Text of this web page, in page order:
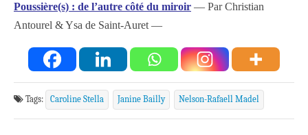
Poussière(s) : de l’autre côté du miroir — Par Christian
Antourel & Ysa de Saint-Auret —
Tags: Caroline Stella Janine Bailly Nelson-Rafaell Madel